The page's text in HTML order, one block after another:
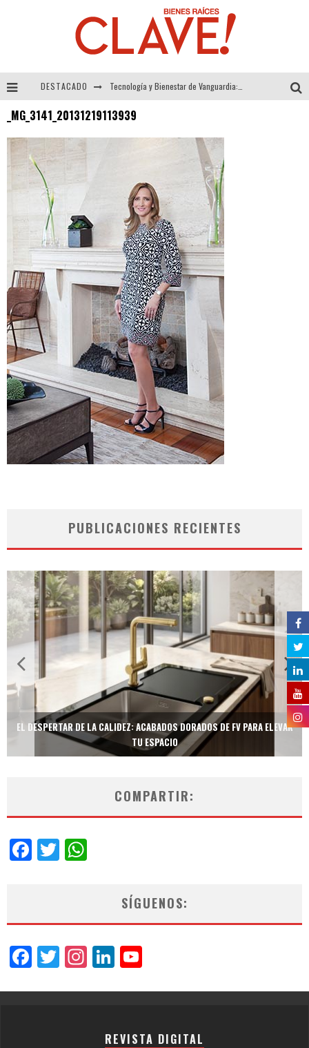
DESTACADO
_MG_3141_20131219113939
PUBLICACIONES RECIENTES
EL DESPERTAR DE LA CALIDEZ: ACABADOS DORADOS DE FV PARA ELEVAR
TU ESPACIO
COMPARTIR:
Facebook
Twitter
SÍGUENOS:
Facebook
Twitter
Instagram
LinkedIn
REVISTA DIGITAL